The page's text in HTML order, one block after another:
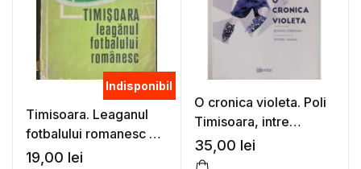
Indisponibil
Timisoara. Leaganul
fotbalului romanesc –
Iosif Dudas
19,00 lei
O cronica violeta. Poli
Timisoara, intre
pasiune si identitate –
Stefan Carpanu,
35,00 lei